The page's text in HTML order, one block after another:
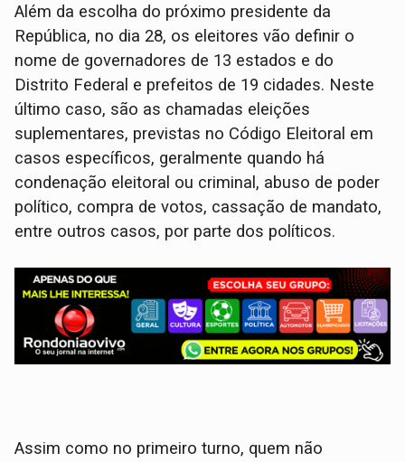
Além da escolha do próximo presidente da
República, no dia 28, os eleitores vão definir o
nome de governadores de 13 estados e do
Distrito Federal e prefeitos de 19 cidades. Neste
último caso, são as chamadas eleições
suplementares, previstas no Código Eleitoral em
casos específicos, geralmente quando há
condenação eleitoral ou criminal, abuso de poder
político, compra de votos, cassação de mandato,
entre outros casos, por parte dos políticos.
Assim como no primeiro turno, quem não